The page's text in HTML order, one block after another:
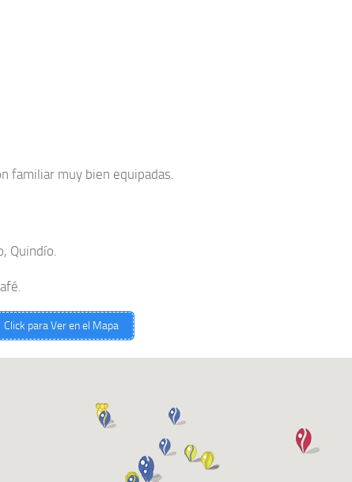
familiar muy bien equipadas.
Quindío.
Click para Ver en el Mapa